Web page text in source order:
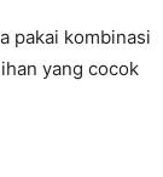
pakai kombinasi
yang cocok